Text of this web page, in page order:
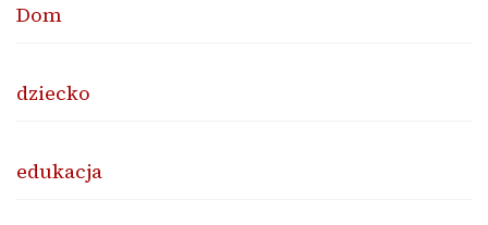
Dom
dziecko
edukacja